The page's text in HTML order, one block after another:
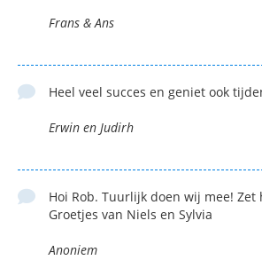
Frans & Ans
Heel veel succes en geniet ook
Erwin en Judirh
Hoi Rob. Tuurlijk doen wij mee! Zet
Groetjes van Niels en Sylvia
Anoniem